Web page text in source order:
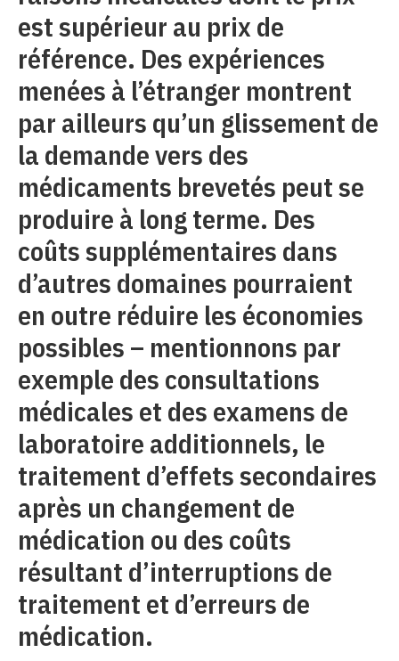
est supérieur au prix de
référence. Des expériences
menées à l’étranger montrent
par ailleurs qu’un glissement de
la demande vers des
médicaments brevetés peut se
produire à long terme. Des
coûts supplémentaires dans
d’autres domaines pourraient
en outre réduire les économies
possibles – mentionnons par
exemple des consultations
médicales et des examens de
laboratoire additionnels, le
traitement d’effets secondaires
après un changement de
médication ou des coûts
résultant d’interruptions de
traitement et d’erreurs de
médication.